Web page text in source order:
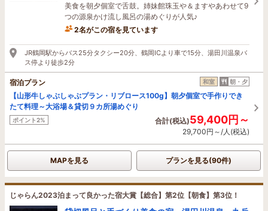
美食を朝夕個室で舌鼓。姉妹館珠玉や＆ますやあわせて9
つの源泉かけ流し風呂の湯めぐりが人気♪
2名がこの宿を見ています
JR鶴岡駅からバス25分タクシー20分、鶴岡ICより車で15分、湯田川温泉バ
ス停より徒歩2分
宿泊プラン 和室 朝・夕
【山形牛しゃぶしゃぶプラン・リブロース100g】朝夕個室で手作りでき
たて料理～大浴場＆貸切９カ所湯めぐり
ポイント2% 合計(税込)59,400円～
29,700円～/人(税込)
MAPを見る プランを見る(90件)
じゃらん2023泊まって良かった宿大賞【総合】第2位【朝食】第3位！